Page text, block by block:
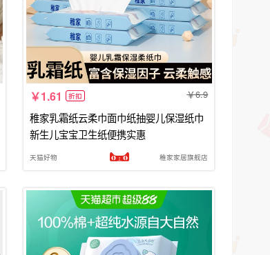
1.61 折扣 6.9
稚家乳霜纸云柔巾面巾纸抽婴儿保湿纸巾
新生儿宝宝卫生纸便携实惠
天猫好物 稚家家居旗舰店